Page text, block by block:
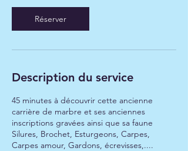
0
m
i
Réserver
Description du service
45 minutes à découvrir cette ancienne
carrière de marbre et ses anciennes
inscriptions gravées ainsi que sa faune
Silures, Brochet, Esturgeons, Carpes,
Carpes amour, Gardons, écrevisses,....